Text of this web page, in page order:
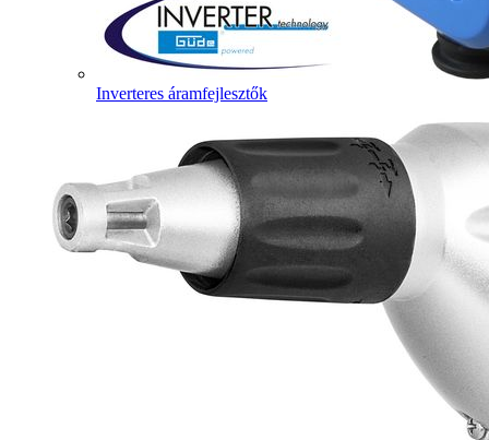
Inverteres áramfejlesztők